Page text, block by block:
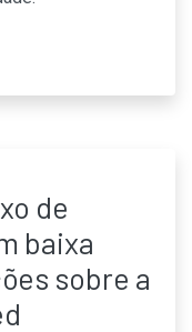
de
baixa
sobre a